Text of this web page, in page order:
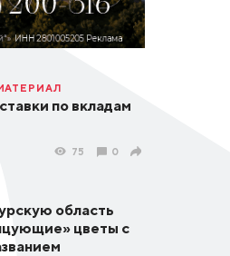
по вкладам
75 0
область
цветы с